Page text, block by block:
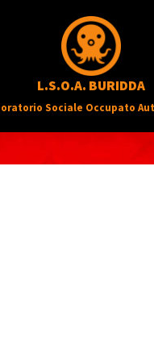
L.S.O.A. BURIDDA
Sociale Occupato